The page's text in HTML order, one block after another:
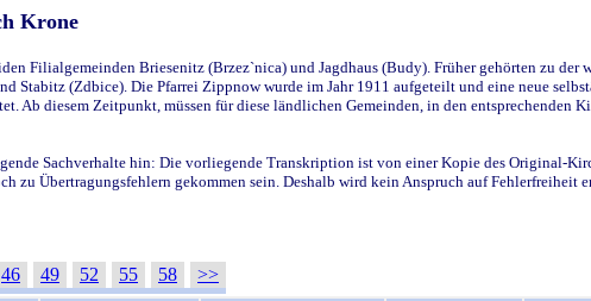
Krone
Filialgemeinden Briesenitz (Brzez`nica) und Jagdhaus (Budy). Früher gehörten zu der
Stabitz (Zdbice). Die Pfarrei Zippnow wurde im Jahr 1911 aufgeteilt und eine neue
diesem Zeitpunkt, müssen für diese ländlichen Gemeinden, in den entsprechenden
Sachverhalte hin: Die vorliegende Transkription ist von einer Kopie des Original-
Übertragungsfehlern gekommen sein. Deshalb wird kein Anspruch auf Fehlerfreiheit
46 49 52 55 58
>>